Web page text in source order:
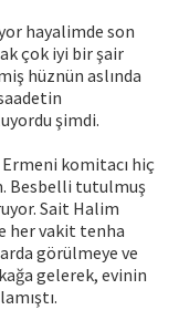
hayalimde son
çok iyi bir şair
hüznün aslında
şimdi.
komitacı hiç
Besbelli tutulmuş
Sait Halim
her vakit tenha
görülmeye ve
gelerek, evinin